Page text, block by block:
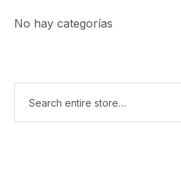
No hay categorías